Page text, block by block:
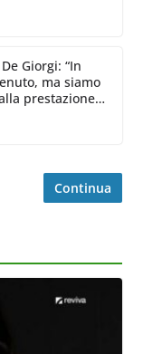
Giorgi: “In
ma siamo
prestazione
Continua